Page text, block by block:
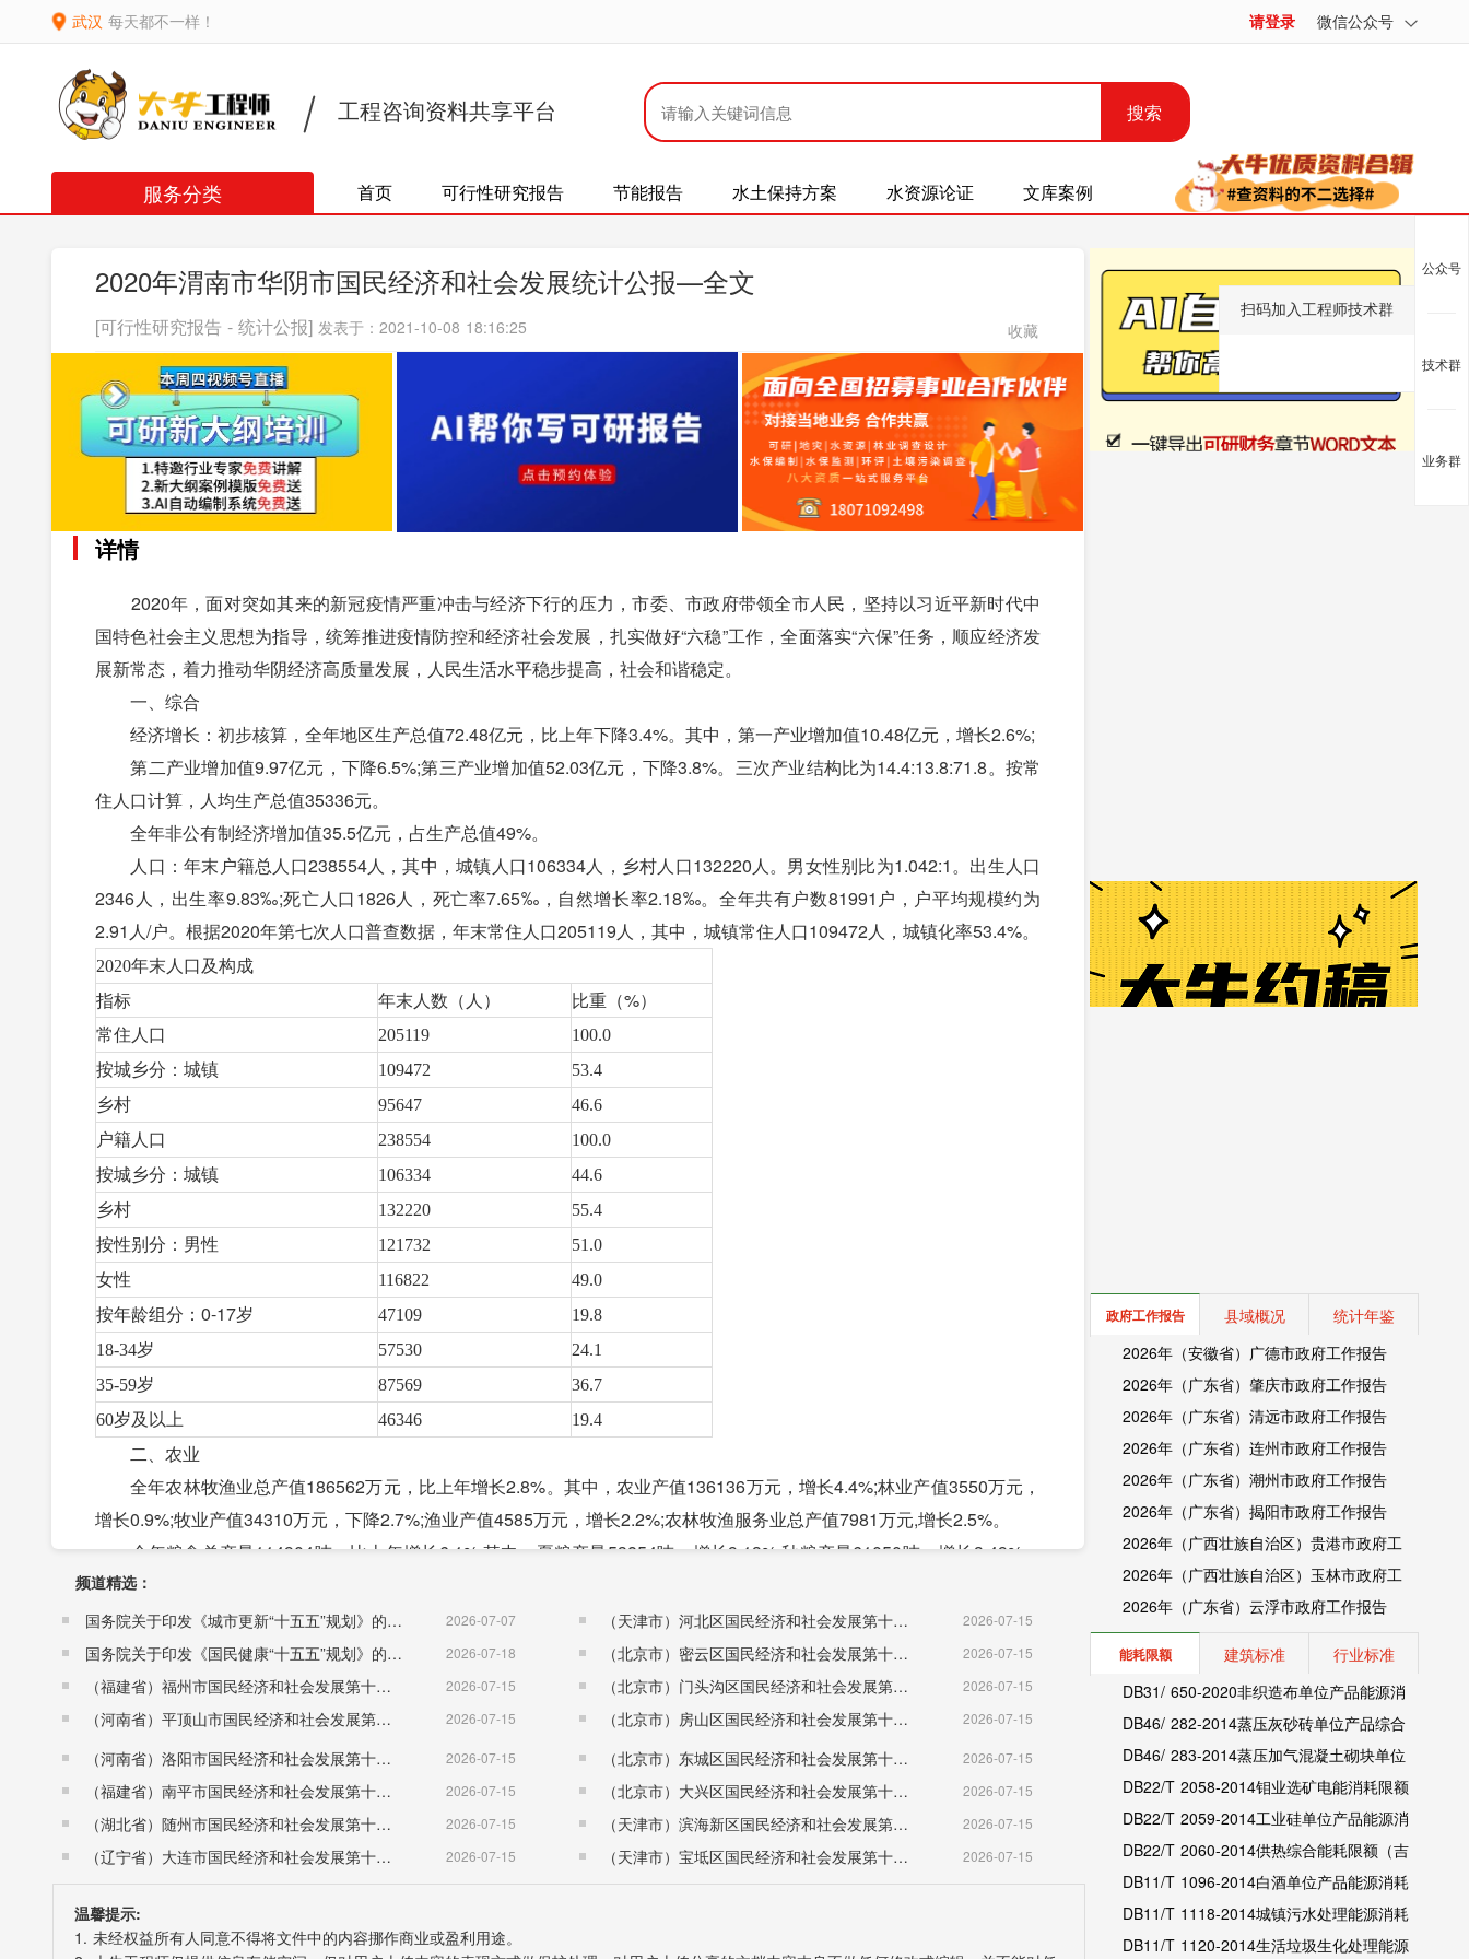
武汉 每天都不一样！ 请登录 微信公众号
工程咨询资料共享平台 搜索
服务分类 首页 可行性研究报告 节能报告 水土保持方案 水资源论证 文库案例
2020年渭南市华阴市国民经济和社会发展统计公报—全文
[可行性研究报告 - 统计公报] 发表于：2021-10-08 18:16:25 收藏
详情
2020年，面对突如其来的新冠疫情严重冲击与经济下行的压力，市委、市政府带领全市人民，坚持以习近平新时代中
国特色社会主义思想为指导，统筹推进疫情防控和经济社会发展，扎实做好“六稳”工作，全面落实“六保”任务，顺应经济发
展新常态，着力推动华阴经济高质量发展，人民生活水平稳步提高，社会和谐稳定。
一、综合
经济增长：初步核算，全年地区生产总值72.48亿元，比上年下降3.4%。其中，第一产业增加值10.48亿元，增长2.6%;
第二产业增加值9.97亿元，下降6.5%;第三产业增加值52.03亿元，下降3.8%。三次产业结构比为14.4:13.8:71.8。按常
住人口计算，人均生产总值35336元。
全年非公有制经济增加值35.5亿元，占生产总值49%。
人口：年末户籍总人口238554人，其中，城镇人口106334人，乡村人口132220人。男女性别比为1.042:1。出生人口
2346人，出生率9.83‰;死亡人口1826人，死亡率7.65‰，自然增长率2.18‰。全年共有户数81991户，户平均规模约为
2.91人/户。根据2020年第七次人口普查数据，年末常住人口205119人，其中，城镇常住人口109472人，城镇化率53.4%。
2020年末人口及构成
指标 年末人数（人）
比重（%）
常住人口
205119 100.0
按城乡分：城镇 109472 53.4
乡村 95647 46.6
户籍人口 238554 100.0
按城乡分：城镇 106334 44.6
乡村 132220 55.4
按性别分：男性 121732 51.0
女性 116822 49.0
按年龄组分：0-17岁 47109
19.8
18-34岁
57530
24.1
35-59岁
87569
36.7
60岁及以上
46346 19.4
二、农业
全年农林牧渔业总产值186562万元，比上年增长2.8%。其中，农业产值136136万元，增长4.4%;林业产值3550万元，
增长0.9%;牧业产值34310万元，下降2.7%;渔业产值4585万元，增长2.2%;农林牧渔服务业总产值7981万元,增长2.5%。
全年粮食总产量114904吨，比上年增长6.1%;其中，夏粮产量53854吨，增长9.13%;秋粮产量61050吨，增长3.49%。
瓜果产量59775吨，下降12.39%;油料产量975吨，增长2.85%;蔬菜产量60157吨，增长1.1%;棉花产量19吨。
特色农业产品种植。全市甜柿面积10304亩，挂果面积4000亩，产值达5600万元。华阴甜柿产业已初具规模，成效显
著，优势进一步显现，有效地促进果业结构调整和农民持续稳步增收。
年末大牲畜存栏8460头，增长6.38%。全年肉类产量1843吨，下降0.49%;牛奶产量20308吨，增长13.26%。水产品产
量1290吨，比上年增加98吨，增长8.22%。
三、工业和建筑业
工业：全年工业增加值8.22亿元，比上年下降9%，其中规模以上工业增加值7.88亿元，下降10%。
规模以上工业总产值51.06亿元，比上年下降11.73%。
全年规模以上工业营业收入50.9亿元，比上年下降18.7%;利润总额1.4亿元，增长75%。
全年规模以上工业综合能源消费量114.61万吨标准煤。规模以上工业用电量8.59亿度。
建筑业：全社会建筑业增加值1.76亿元，比上年增长9.8%(按不变价计算)。资质以上建筑企业总产值2.97亿元，增长
13.36%。资质以上建筑企业利润总额161.1万元，房屋建筑施工面积5.8万平方米，房屋建筑竣工面积3.9万平方米。
频道精选：
国务院关于印发《城市更新“十五五”规划》的通知（国发〔2026〕12号）
2026-07-07
国务院关于印发《国民健康“十五五”规划》的通知 （国发〔2026〕23号） 2026-07-18
（福建省）福州市国民经济和社会发展第十五个五年规划纲要 2026-07-15
（河南省）平顶山市国民经济和社会发展第十五个五年规划纲要 2026-07-15
（河南省）洛阳市国民经济和社会发展第十五个五年规划纲要 2026-07-15
（福建省）南平市国民经济和社会发展第十五个五年规划纲要 2026-07-15
（湖北省）随州市国民经济和社会发展第十五个五年规划纲要 2026-07-15
（辽宁省）大连市国民经济和社会发展第十五个五年规划纲要 2026-07-15
（天津市）河北区国民经济和社会发展第十五个五年规划纲要 2026-07-15
（北京市）密云区国民经济和社会发展第十五个五年规划纲要 2026-07-15
（北京市）门头沟区国民经济和社会发展第十五个五年规划纲要 2026-07-15
（北京市）房山区国民经济和社会发展第十五个五年规划纲要 2026-07-15
（北京市）东城区国民经济和社会发展第十五个五年规划纲要 2026-07-15
（北京市）大兴区国民经济和社会发展第十五个五年规划纲要 2026-07-15
（天津市）滨海新区国民经济和社会发展第十五个五年规划纲要 2026-07-15
（天津市）宝坻区国民经济和社会发展第十五个五年规划纲要 2026-07-15
温馨提示:
1. 未经权益所有人同意不得将文件中的内容挪作商业或盈利用途。
政府工作报告 县域概况
统计年鉴
2026年（安徽省）广德市政府工作报告
2026年（广东省）肇庆市政府工作报告
2026年（广东省）清远市政府工作报告
2026年（广东省）连州市政府工作报告
2026年（广东省）潮州市政府工作报告
2026年（广东省）揭阳市政府工作报告
2026年（广西壮族自治区）贵港市政府工
作报告
2026年（广西壮族自治区）玉林市政府工
作报告
2026年（广东省）云浮市政府工作报告
能耗限额 建筑标准
行业标准
DB31/ 650-2020非织造布单位产品能源消
耗限额（上海市地方标准）
DB46/ 282-2014蒸压灰砂砖单位产品综合
能耗和电耗限额（海南省地方标准）
DB46/ 283-2014蒸压加气混凝土砌块单位
产品综合能耗和电耗限额（海南省地方标
准）
DB22/T 2058-2014钼业选矿电能消耗限额
（吉林省地方标准）
DB22/T 2059-2014工业硅单位产品能源消
耗限额（吉林省地方标准）
DB22/T 2060-2014供热综合能耗限额（吉
林省地方标准）
DB11/T 1096-2014白酒单位产品能源消耗
限额（北京市地方标准）
DB11/T 1118-2014城镇污水处理能源消耗
限额（北京市地方标准）
DB11/T 1120-2014生活垃圾生化处理能源
公众号
技术群
扫码加入工程师技术群
业务群